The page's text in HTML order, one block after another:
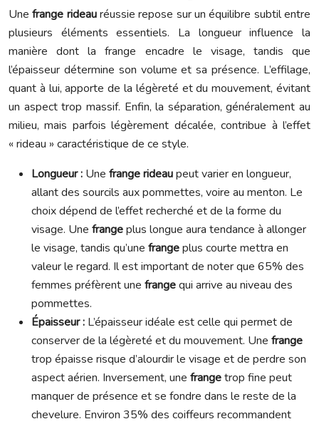
Unefrange rideauréussie repose sur un équilibre subtil entre
plusieurs éléments essentiels. La longueur influence la
manière dont la frange encadre le visage, tandis que
l’épaisseur détermine son volume et sa présence. L’effilage,
quant à lui, apporte de la légèreté et du mouvement, évitant
un aspect trop massif. Enfin, la séparation, généralement au
milieu, mais parfois légèrement décalée, contribue à l’effet
« rideau » caractéristique de ce style.
Longueur : Une frange rideaupeut varier en longueur,
allant des sourcils aux pommettes, voire au menton. Le
choix dépend de l’effet recherché et de la forme du
visage. Une frangeplus longue aura tendance à allonger
le visage, tandis qu’une frangeplus courte mettra en
valeur le regard. Il est important de noter que 65% des
femmes préfèrent une frangequi arrive au niveau des
pommettes.
Épaisseur : L’épaisseur idéale est celle qui permet de
conserver de la légèreté et du mouvement. Une frange
trop épaisse risque d’alourdir le visage et de perdre son
aspect aérien. Inversement, une frangetrop fine peut
manquer de présence et se fondre dans le reste de la
chevelure. Environ 35% des coiffeurs recommandent